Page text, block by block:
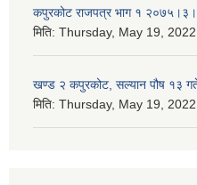
कपुरकोट राजपत्र भाग १
मिति: Thursday, May 19,
खण्ड २ कपुरकोट, सल्यान पौष १३
मिति: Thursday, May 19,